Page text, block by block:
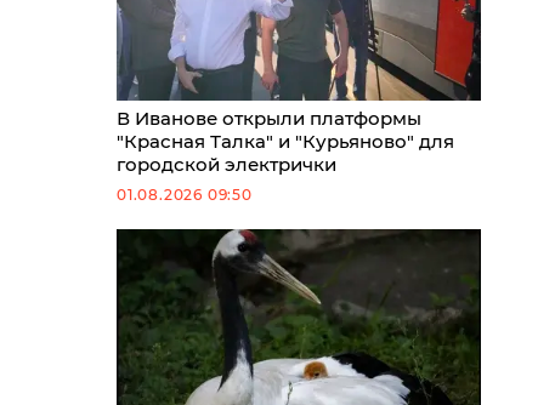
В Иванове открыли платформы
"Красная Талка" и "Курьяново" для
городской электрички
01.08.2026 09:50